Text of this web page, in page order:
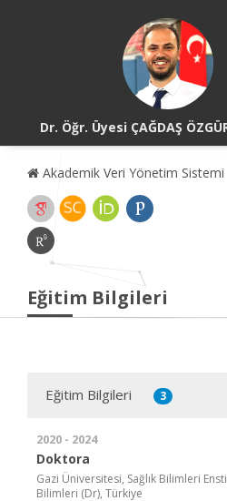
Dr. Öğr. Üyesi ÇAĞDAŞ
Akademik Veri Yönetim Sistemi
Eğitim Bilgileri
Eğitim Bilgileri 3
2020 - 2024
Doktora
Gazi Üniversitesi, Sağlık Bilimleri
Bilimleri (Dr), Türkiye